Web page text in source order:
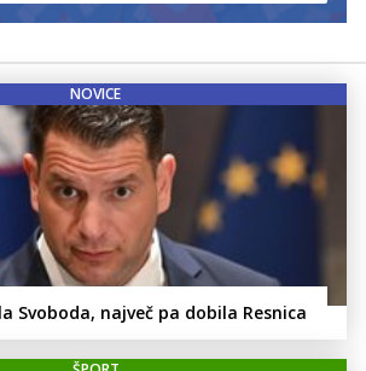
NOVICE
Svoboda, največ pa dobila Resnica